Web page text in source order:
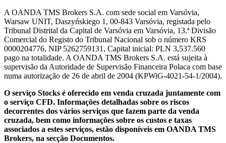
A OANDA TMS Brokers S.A. com sede social em Varsóvia,
Warsaw UNIT, Daszyńskiego 1, 00-843 Varsóvia, registada pelo
Tribunal Distrital da Capital de Varsóvia em Varsóvia, 13.ª Divisão
Comercial do Registo do Tribunal Nacional sob o número KRS
0000204776, NIP 5262759131, Capital inicial: PLN 3,537.560
pago na totalidade. A OANDA TMS Brokers S.A. está sujeita à
supervisão da Autoridade de Supervisão Financeira Polaca com base
numa autorização de 26 de abril de 2004 (KPWiG-4021-54-1/2004).
O serviço Stocks é oferecido em venda cruzada juntamente com
o serviço CFD. Informações detalhadas sobre os riscos
decorrentes dos vários serviços que fazem parte da venda
cruzada, bem como informações sobre os custos e taxas
associados a estes serviços, estão disponíveis em OANDA TMS
Brokers, na secção Documentos.